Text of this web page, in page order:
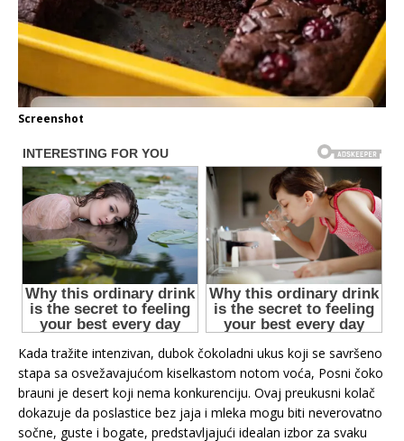
Screenshot
Kada tražite intenzivan, dubok čokoladni ukus koji se savršeno
stapa sa osvežavajućom kiselkastom notom voća, Posni čoko
brauni je desert koji nema konkurenciju. Ovaj preukusni kolač
dokazuje da poslastice bez jaja i mleka mogu biti neverovatno
sočne, guste i bogate, predstavljajući idealan izbor za svaku